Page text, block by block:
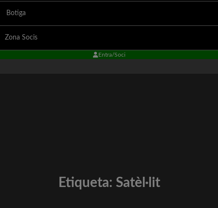
Botiga
Zona Socis
Entra/Soci
Etiqueta: Satèl·lit